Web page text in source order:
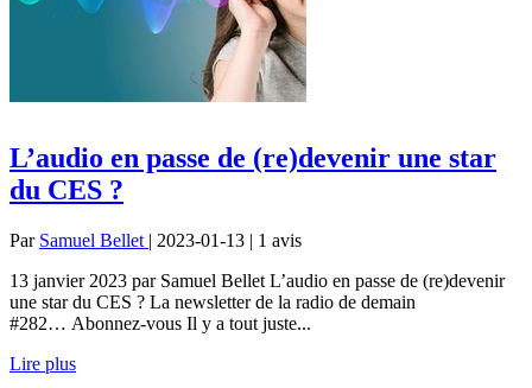
L’audio en passe de (re)devenir une star
du CES ?
Par Samuel Bellet | 2023-01-13 | 1 avis
13 janvier 2023 par Samuel Bellet L’audio en passe de (re)devenir
une star du CES ? La newsletter de la radio de demain
#282… Abonnez-vous Il y a tout juste...
Lire plus